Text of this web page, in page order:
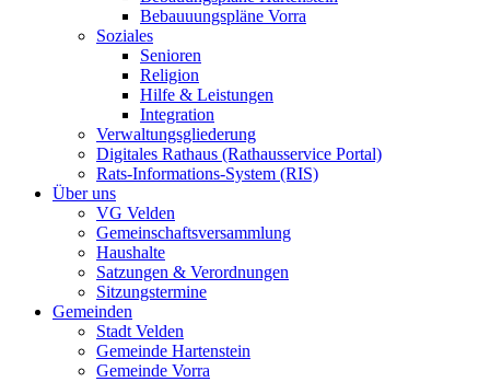
Bebauuungspläne Vorra
Soziales
Senioren
Religion
Hilfe & Leistungen
Integration
Verwaltungsgliederung
Digitales Rathaus (Rathausservice Portal)
Rats-Informations-System (RIS)
Über uns
VG Velden
Gemeinschaftsversammlung
Haushalte
Satzungen & Verordnungen
Sitzungstermine
Gemeinden
Stadt Velden
Gemeinde Hartenstein
Gemeinde Vorra